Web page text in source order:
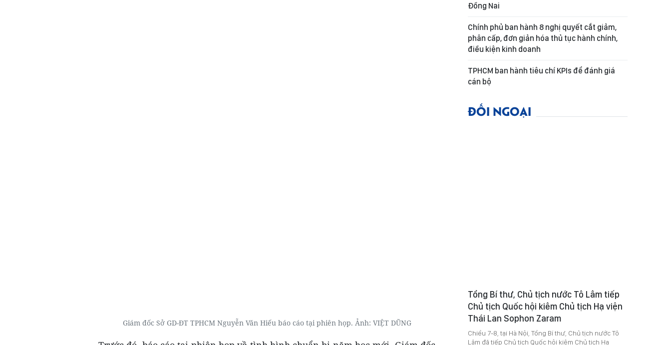
Giám đốc Sở GD-ĐT TPHCM Nguyễn Văn Hiếu báo cáo tại phiên họp. Ảnh: VIỆT DŨNG
Đồng Nai
Chính phủ ban hành 8 nghị quyết cắt giảm,
phân cấp, đơn giản hóa thủ tục hành chính,
điều kiện kinh doanh
TPHCM ban hành tiêu chí KPIs để đánh giá
cán bộ
ĐỐI NGOẠI
Tổng Bí thư, Chủ tịch nước Tô Lâm tiếp
Chủ tịch Quốc hội kiêm Chủ tịch Hạ viện
Thái Lan Sophon Zaram
Chiều 7-8, tại Hà Nội, Tổng Bí thư, Chủ tịch nước Tô
Lâm đã tiếp Chủ tịch Quốc hội kiêm Chủ tịch Hạ